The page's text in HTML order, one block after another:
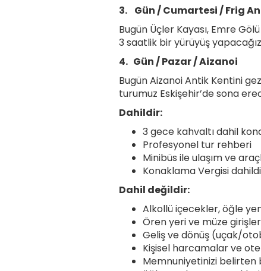
3. Gün / Cumartesi / Frig
Bugün Üçler Kayası, Emre
3 saatlik bir yürüyüş
4. Gün / Pazar / Aizanoi
Bugün Aizanoi Antik Kentini
turumuz Eskişehir’de sona
Dahildir:
3 gece kahvaltı dahil
Profesyonel tur rehberi
Minibüs ile ulaşım ve
Konaklama Vergisi
Dahil değildir:
Alkollü içecekler, öğle
Ören yeri ve müze
Geliş ve dönüş (uçak/
Kişisel harcamalar ve
Memnuniyetinizi belirten